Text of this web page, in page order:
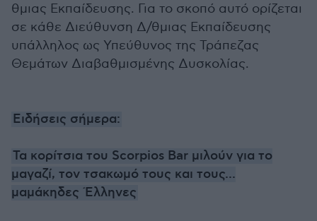
θμιας Εκπαίδευσης. Για το σκοπό αυτό ορίζεται
σε κάθε Διεύθυνση Δ/θμιας Εκπαίδευσης
υπάλληλος ως Υπεύθυνος της Τράπεζας
Θεμάτων Διαβαθμισμένης Δυσκολίας.
Ειδήσεις σήμερα:
Τα κορίτσια του Scorpios Bar μιλούν για το
μαγαζί, τον τσακωμό τους και τους...
μαμάκηδες Έλληνες